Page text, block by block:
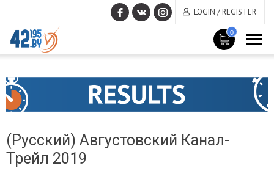
LOGIN / REGISTER
0
MAIN
CONTENT
17
2015
(Русский) Августовский Канал-
Трейл 2019